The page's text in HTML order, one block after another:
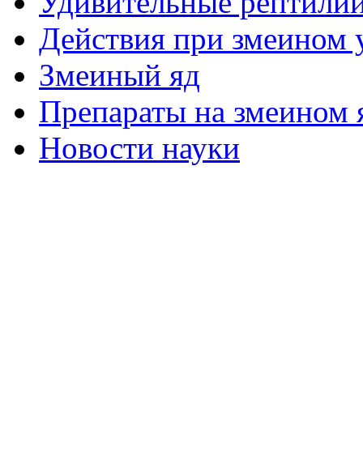
Действия при змеином
Змеиный яд
Препараты на змеином
Новости науки